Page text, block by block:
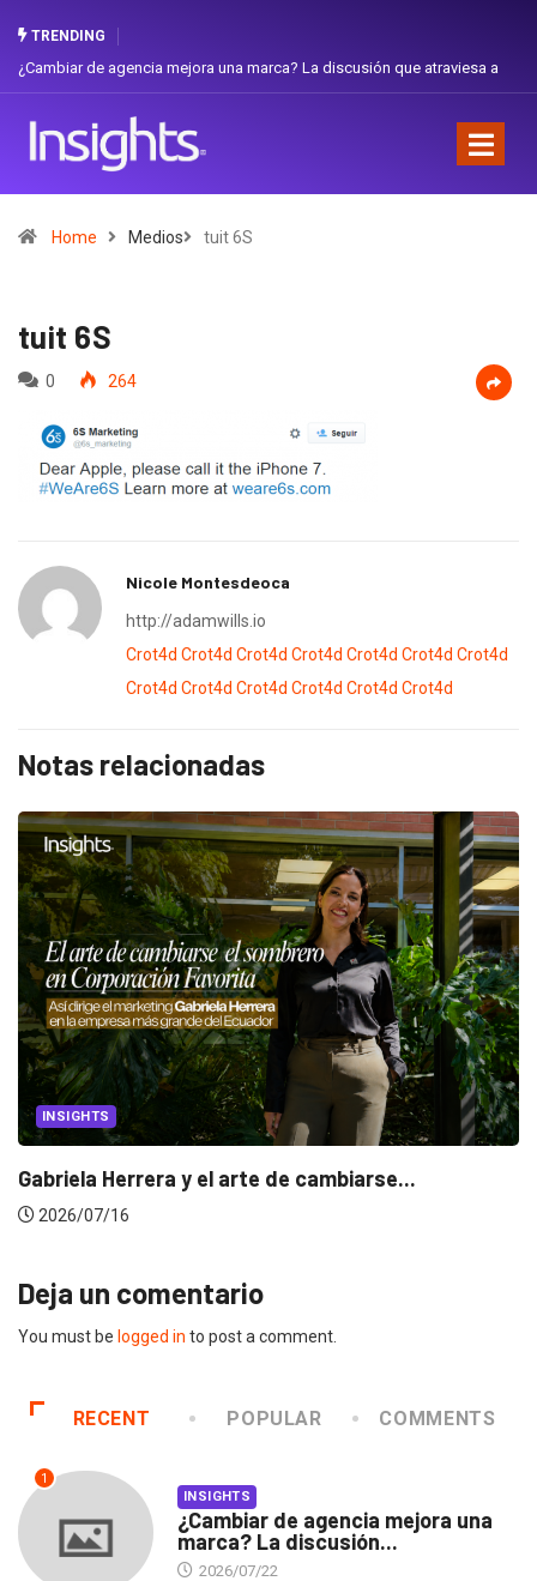
TRENDING
de agencia mejora una marca? La discusión que atraviesa a
Home Medios tuit 6S
tuit 6S
0 264
Nicole Montesdeoca
http://adamwills.io
Crot4d Crot4d Crot4d Crot4d Crot4d Crot4d Crot4d
Crot4d Crot4d Crot4d Crot4d Crot4d Crot4d
Notas relacionadas
INSIGHTS
Gabriela Herrera y el arte de cambiarse...
2026/07/16
Deja un comentario
You must be logged in to post a comment.
RECENT POPULAR COMMENTS
1
INSIGHTS
¿Cambiar de agencia mejora una
marca? La discusión...
2026/07/22